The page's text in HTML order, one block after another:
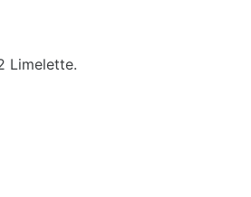
Limelette.